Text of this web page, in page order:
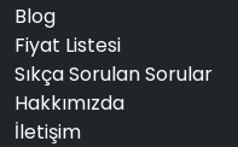
Blog
Fiyat Listesi
Sıkça Sorulan Sorular
Hakkımızda
İletişim